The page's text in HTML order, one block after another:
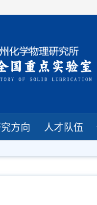
方向 人才队伍